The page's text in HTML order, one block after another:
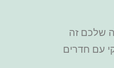
שלכם זה
עם חדרים